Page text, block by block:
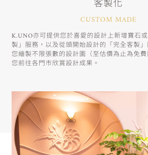
客製化
CUSTOM MADE
K.UNO亦可提供您於喜愛的設計上新增寶石
製」服務，以及從頭開始設計的「完全客製
您繪製不限張數的設計圖（至估價為止為免
您前往各門市欣賞設計成果。